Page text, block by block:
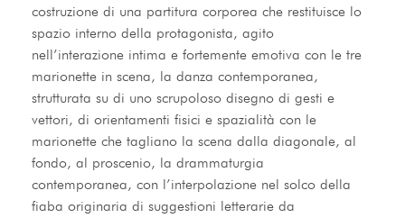
costruzione di una partitura corporea che restituisce lo
spazio interno della protagonista, agito
nell’interazione intima e fortemente emotiva con le tre
marionette in scena, la danza contemporanea,
strutturata su di uno scrupoloso disegno di gesti e
vettori, di orientamenti fisici e spazialità con le
marionette che tagliano la scena dalla diagonale, al
fondo, al proscenio, la drammaturgia
contemporanea, con l’interpolazione nel solco della
fiaba originaria di suggestioni letterarie da